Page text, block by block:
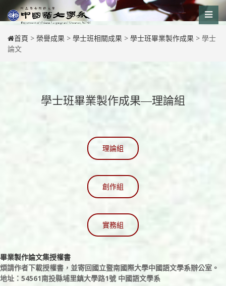
content
首頁 > 榮譽成果 > 學士班相關成果 > 學士班畢業製作成果 > 學士
論文
學士班畢業製作成果—理論組
理論組
創作組
實務組
畢業製作論文集授權書
煩請作者下載授權書，並寄回國立暨南國際大學中國語文學系辦公室。
地址：54561南投縣埔里鎮大學路1號 中國語文學系